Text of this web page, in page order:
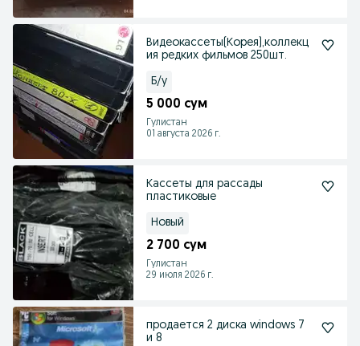
Видеокассеты(Корея),коллекц
ия редких фильмов 250шт.
Б/у
5 000 сум
Гулистан
01 августа 2026 г.
Кассеты для рассады
пластиковые
Новый
2 700 сум
Гулистан
29 июля 2026 г.
продается 2 диска windows 7
и 8